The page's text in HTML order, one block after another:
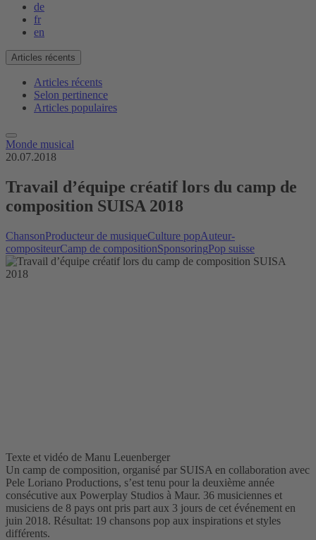
de
fr
en
Articles récents
Articles récents
Selon pertinence
Articles populaires
Monde musical
20.07.2018
Travail d’équipe créatif lors du camp de
composition SUISA 2018
ChansonProducteur de musiqueCulture popAuteur-
compositeurCamp de compositionSponsoringPop suisse
Texte et vidéo de Manu Leuenberger
Un camp de composition, organisé par SUISA en collaboration avec
Pele Loriano Productions, s’est tenu pour la deuxième année
consécutive aux Powerplay Studios à Maur. 36 musiciennes et
musiciens de 8 pays ont pris part aux 3 jours de cet événement en
juin 2018. Résultat: 19 chansons pop aux inspirations et styles
différents.